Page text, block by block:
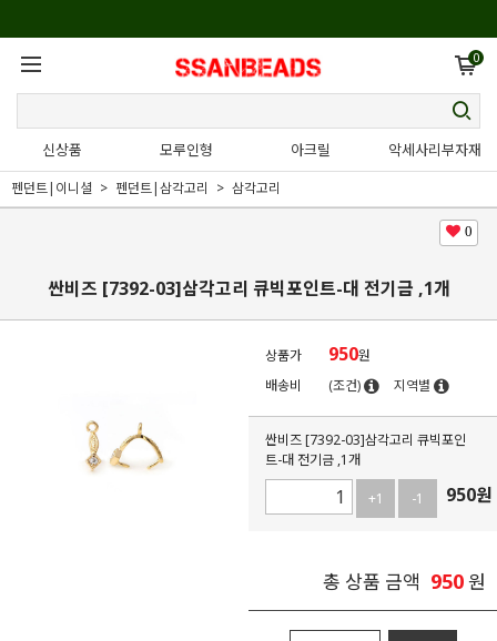
0
신상품 모루인형 아크릴 악세사리부자재
펜던트|이니셜 펜던트|삼각고리 삼각고리
0
싼비즈 [7392-03]삼각고리 큐빅포인트-대 전기금 ,1개
상품가 950원
배송비
(조건) 지역별
싼비즈 [7392-03]삼각고리 큐빅포인
트-대 전기금 ,1개
+1 -1 950원
총 상품 금액 950원